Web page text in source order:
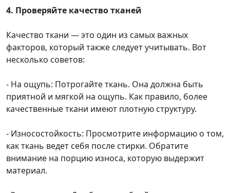
4. Проверяйте качество тканей
Качество ткани — это один из самых важных
факторов, который также следует учитывать. Вот
несколько советов:
- На ощупь: Потрогайте ткань. Она должна быть
приятной и мягкой на ощупь. Как правило, более
качественные ткани имеют плотную структуру.
- Износостойкость: Просмотрите информацию о том,
как ткань ведет себя после стирки. Обратите
внимание на порцию износа, которую выдержит
материал.